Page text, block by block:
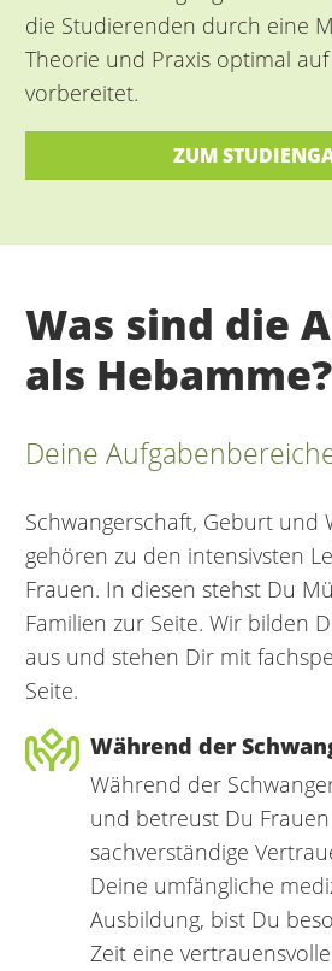
die Studierenden durch eine
Theorie und Praxis optimal
vorbereitet.
ZUM
Was sind die
als Hebamme?
Deine
Schwangerschaft, Geburt und
gehören zu den intensivsten
Frauen. In diesen stehst Du
Familien zur Seite. Wir bilden
aus und stehen Dir mit
Seite.
Während der
Während der
und betreust Du
sachverständige
Deine umfängliche
Ausbildung, bist Du
Zeit eine